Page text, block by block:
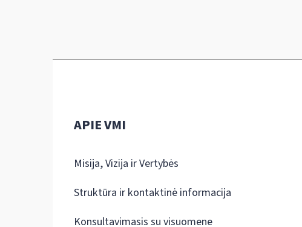
APIE VMI
Misija, Vizija ir Vertybės
Struktūra ir kontaktinė informacija
Konsultavimasis su visuomene